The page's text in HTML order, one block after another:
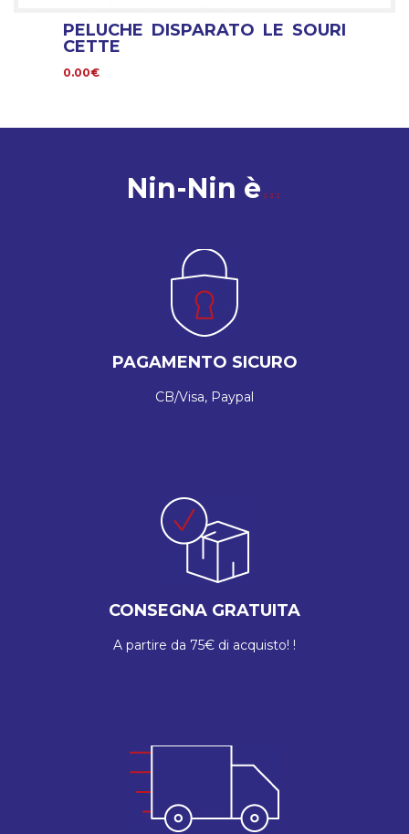
PELUCHE DISPARATO LE SOURI
CETTE
0.00€
Nin-Nin è
PAGAMENTO SICURO
CB/Visa, Paypal
CONSEGNA GRATUITA
A partire da 75€ di acquisto! !